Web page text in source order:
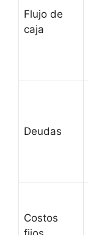
Flujo de
caja
Deudas
Costos